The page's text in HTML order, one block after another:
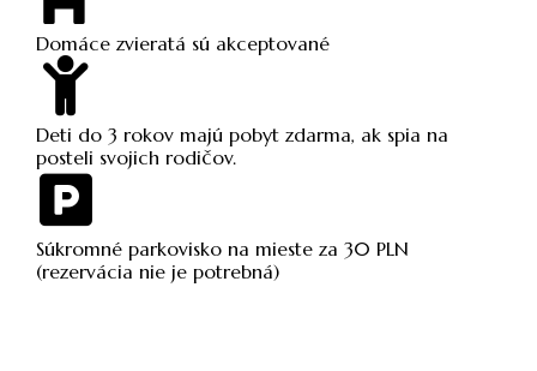
Domáce zvieratá sú akceptované
Deti do 3 rokov majú pobyt zdarma, ak spia na
posteli svojich rodičov.
Súkromné parkovisko na mieste za 30 PLN
(rezervácia nie je potrebná)